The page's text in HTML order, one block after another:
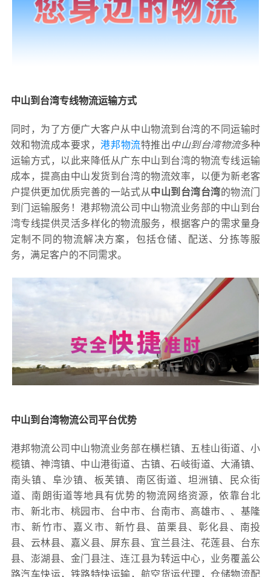
中山到台湾专线物流运输方式
同时，为了方便广大客户从中山物流到台湾的不同运输时
效和物流成本要求，港邦物流特推出中山到台湾物流多种
运输方式，以此来降低从广东中山到台湾的物流专线运输
成本，提高由中山发货到台湾的物流效率，以便为新老客
户提供更加优质完善的一站式从中山到台湾台湾的物流门
到门运输服务！港邦物流公司中山物流业务部的中山到台
湾专线提供灵活多样化的物流服务，根据客户的需求量身
定制不同的物流解决方案，包括仓储、配送、分拣等服
务，满足客户的不同需求。
中山到台湾物流公司平台优势
港邦物流公司中山物流业务部在横栏镇、五桂山街道、小
榄镇、神湾镇、中山港街道、古镇、石岐街道、大涌镇、
南头镇、阜沙镇、板芙镇、南区街道、坦洲镇、民众街
道、南朗街道等地具有优势的物流网络资源，依靠台北
市、新北市、桃园市、台中市、台南市、高雄市、、基隆
市、新竹市、嘉义市、新竹县、苗栗县、彰化县、南投
县、云林县、嘉义县、屏东县、宜兰县注、花莲县、台东
县、澎湖县、金门县注、连江县为转运中心，业务覆盖公
路汽车快运，铁路特快运输，航空货运代理，仓储物流配